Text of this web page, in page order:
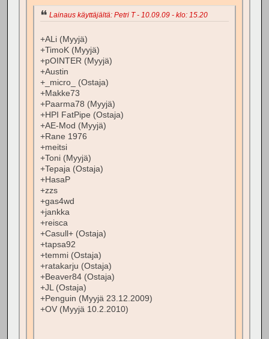
Lainaus käyttäjältä: Petri T - 10.09.09 - klo: 15.20
+ALi (Myyjä)
+TimoK (Myyjä)
+pOINTER (Myyjä)
+Austin
+_micro_ (Ostaja)
+Makke73
+Paarma78 (Myyjä)
+HPI FatPipe (Ostaja)
+AE-Mod (Myyjä)
+Rane 1976
+meitsi
+Toni (Myyjä)
+Tepaja (Ostaja)
+HasaP
+zzs
+gas4wd
+jankka
+reisca
+Casull+ (Ostaja)
+tapsa92
+temmi (Ostaja)
+ratakarju (Ostaja)
+Beaver84 (Ostaja)
+JL (Ostaja)
+Penguin (Myyjä 23.12.2009)
+OV (Myyjä 10.2.2010)